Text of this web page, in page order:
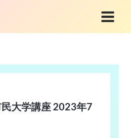
大学講座 2023年7